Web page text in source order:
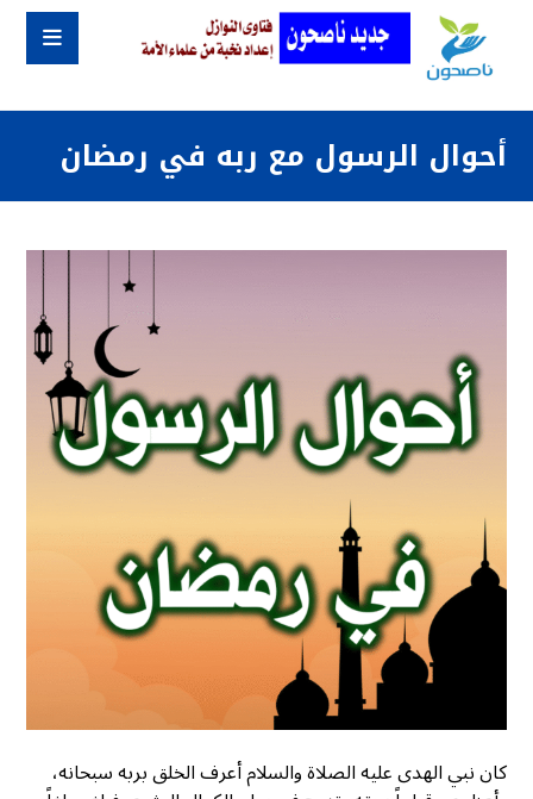
أحوال الرسول مع ربه في رمضان
كان نبي الهدى عليه الصلاة والسلام أعرف الخلق بربه سبحانه،